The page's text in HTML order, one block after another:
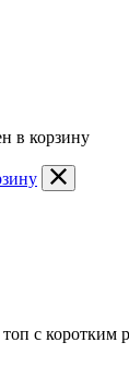
в корзину
с коротким